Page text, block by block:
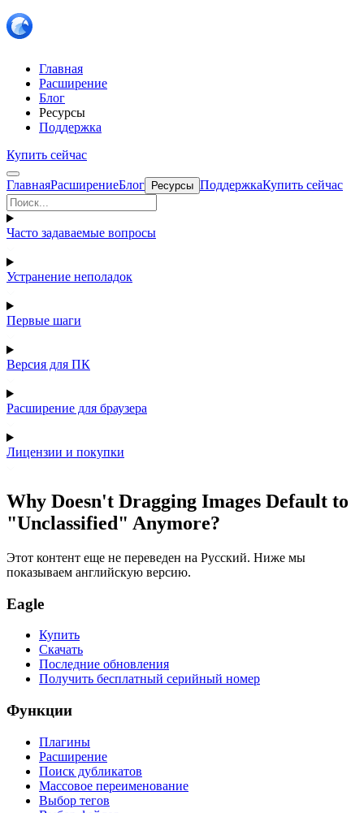
Главная
Расширение
Блог
Ресурсы
Поддержка
Купить сейчас
ГлавнаяРасширениеБлог Ресурсы ПоддержкаКупить сейчас
Часто задаваемые вопросы
Устранение неполадок
Первые шаги
Версия для ПК
Расширение для браузера
Лицензии и покупки
Why Doesn't Dragging Images Default to
"Unclassified" Anymore?
Этот контент еще не переведен на Русский. Ниже мы
показываем английскую версию.
Eagle
Купить
Скачать
Последние обновления
Получить бесплатный серийный номер
Функции
Плагины
Расширение
Поиск дубликатов
Массовое переименование
Выбор тегов